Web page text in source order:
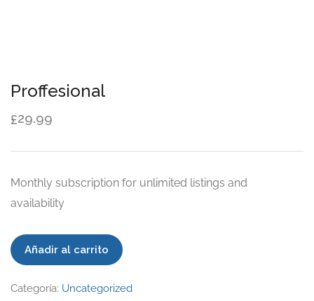
Proffesional
£29.99
Monthly subscription for unlimited listings and
availability
Proffesional
cantidad
Añadir al carrito
Categoría: Uncategorized